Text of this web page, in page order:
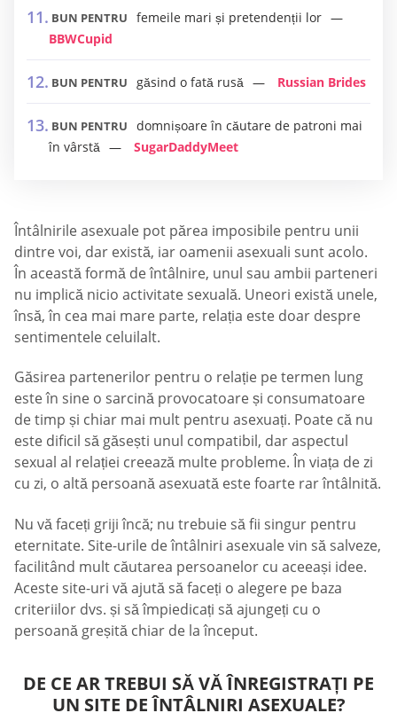
BUN PENTRU
femeile mari și pretendenții lor
BBWCupid
BUN PENTRU găsind o fată rusă Russian Brides
BUN PENTRU
domnișoare în căutare de patroni mai
în vârstă
SugarDaddyMeet
Întâlnirile asexuale pot părea imposibile pentru unii
dintre voi, dar există, iar oamenii asexuali sunt acolo.
În această formă de întâlnire, unul sau ambii parteneri
nu implică nicio activitate sexuală. Uneori există unele,
însă, în cea mai mare parte, relația este doar despre
sentimentele celuilalt.
Găsirea partenerilor pentru o relație pe termen lung
este în sine o sarcină provocatoare și consumatoare
de timp și chiar mai mult pentru asexuați. Poate că nu
este dificil să găsești unul compatibil, dar aspectul
sexual al relației creează multe probleme. În viața de zi
cu zi, o altă persoană asexuată este foarte rar întâlnită.
Nu vă faceți griji încă; nu trebuie să fii singur pentru
eternitate. Site-urile de întâlniri asexuale vin să salveze,
facilitând mult căutarea persoanelor cu aceeași idee.
Aceste site-uri vă ajută să faceți o alegere pe baza
criteriilor dvs. și să împiedicați să ajungeți cu o
persoană greșită chiar de la început.
DE CE AR TREBUI SĂ VĂ ÎNREGISTRAȚI PE
UN SITE DE ÎNTÂLNIRI ASEXUALE?